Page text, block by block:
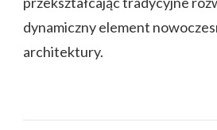
dynamiczny element
architektury.